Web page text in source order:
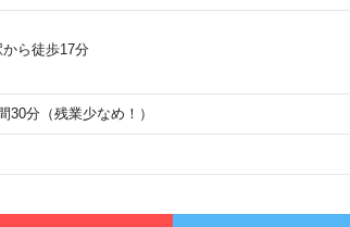
ら徒歩17分
30分（残業少なめ！）